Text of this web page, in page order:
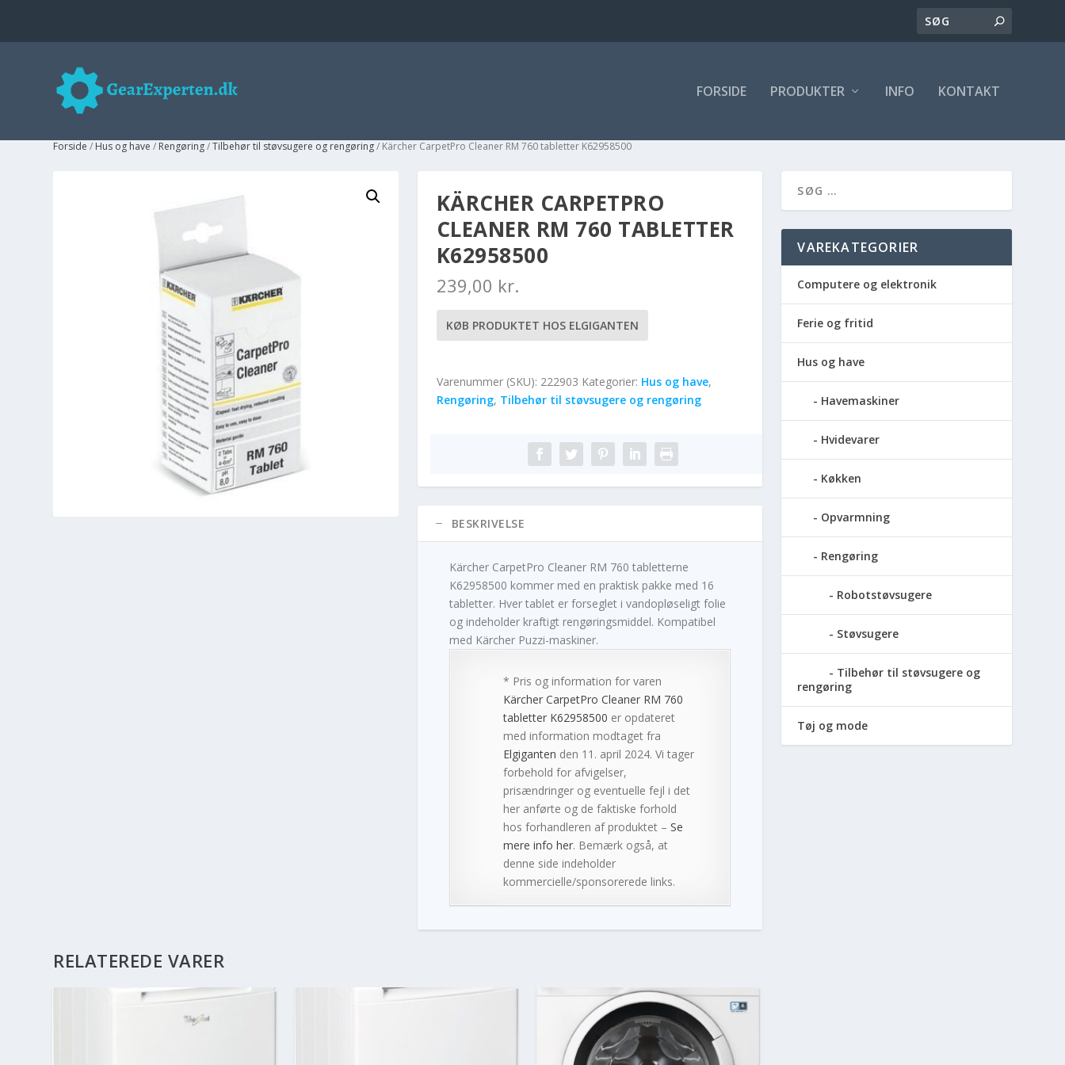
FORSIDE PRODUKTER INFO KONTAKT
Forside / Hus og have / Rengøring/Tilbehør til støvsugere og rengøring/ Kärcher CarpetPro Cleaner RM 760 tabletter K62958500
KÄRCHER CARPETPRO
CLEANER RM 760 TABLETTER
K62958500
239,00 kr.
KØB PRODUKTET HOS ELGIGANTEN
Varenummer (SKU): 222903 Kategorier: Hus og have,
Rengøring, Tilbehør til støvsugere og rengøring
BESKRIVELSE
Kärcher CarpetPro Cleaner RM 760 tabletterne
K62958500 kommer med en praktisk pakke med 16
tabletter. Hver tablet er forseglet i vandopløseligt folie
og indeholder kraftigt rengøringsmiddel. Kompatibel
med Kärcher Puzzi-maskiner.
* Pris og information for varen
Kärcher CarpetPro Cleaner RM 760
tabletter K62958500 er opdateret
med information modtaget fra
Elgiganten den 11. april 2024. Vi tager
forbehold for afvigelser,
prisændringer og eventuelle fejl i det
her anførte og de faktiske forhold
hos forhandleren af produktet – Se
mere info her. Bemærk også, at
denne side indeholder
kommercielle/sponsorerede links.
RELATEREDE VARER
VAREKATEGORIER
Computere og elektronik
Ferie og fritid
Hus og have
Havemaskiner
Hvidevarer
Køkken
Opvarmning
Rengøring
Robotstøvsugere
Støvsugere
Tilbehør til støvsugere og
rengøring
Tøj og mode